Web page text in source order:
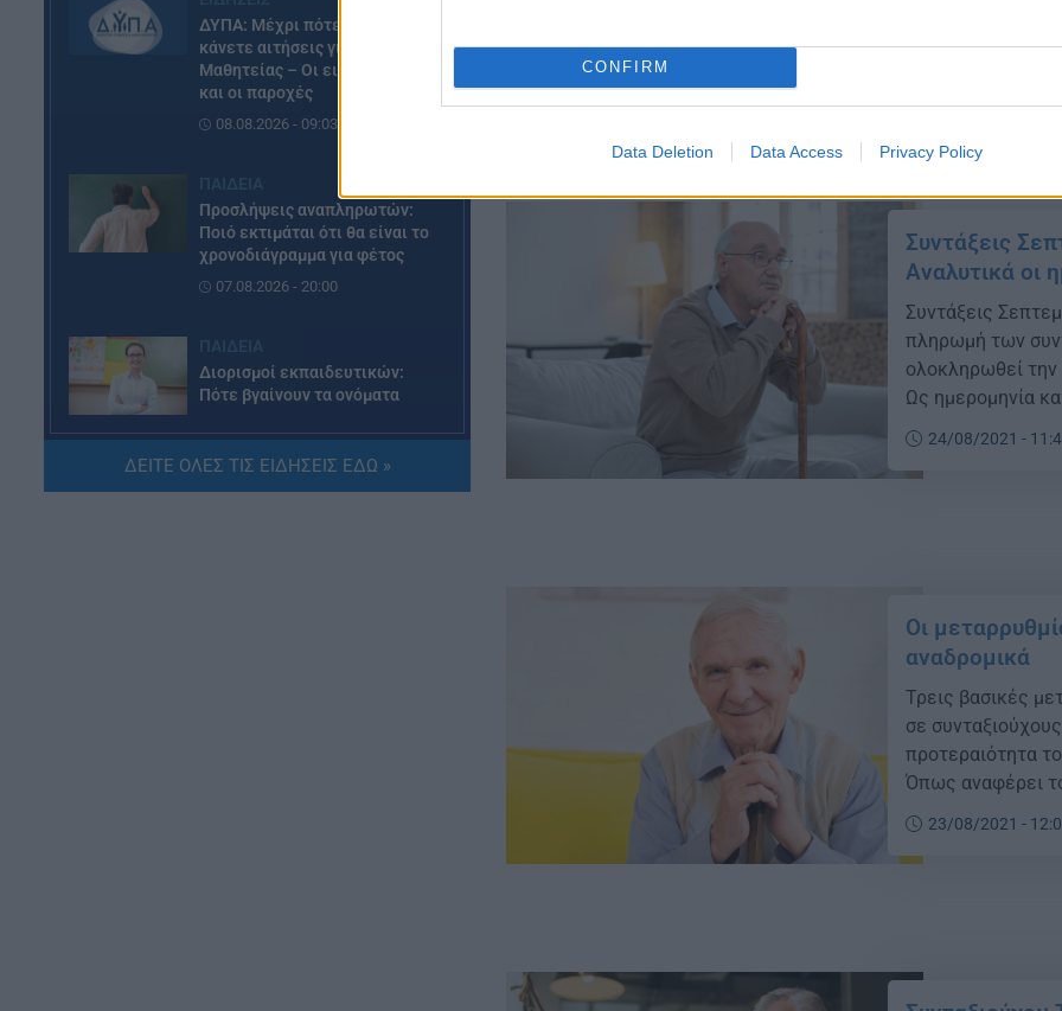
CONFIRM
Data Deletion Data Access Privacy Policy
ΔΥΠΑ: Μέχρι πότε μπορείτε να
κάνετε αιτήσεις για τις ΠΕΠΑΣ
Μαθητείας – Οι ειδικότητες
και οι παροχές
08.08.2026 - 09:03
Προσλήψεις αναπληρωτών:
Ποιό εκτιμάται ότι θα είναι το
χρονοδιάγραμμα για φέτος
07.08.2026 - 20:00
Διορισμοί εκπαιδευτικών:
Πότε βγαίνουν τα ονόματα
ΔΕΙΤΕ ΟΛΕΣ ΤΙΣ ΕΙΔΗΣΕΙΣ ΕΔΩ »
καταβολής των
τους μισθωτούς
25/08/2021 -
Συντάξεις
Αναλυτικά οι
Συντάξεις
πληρωμή των
ολοκληρωθεί την
Ως ημερομηνία
ορίζεται: α) Για
προηγούμενου
24/08/2021 -
Οι
αναδρομικά
Τρεις βασικές
σε
προτεραιότητα
Όπως αναφέρει
κυβέρνησης στον
αφορούν, την
με τη μετατροπή
23/08/2021 -